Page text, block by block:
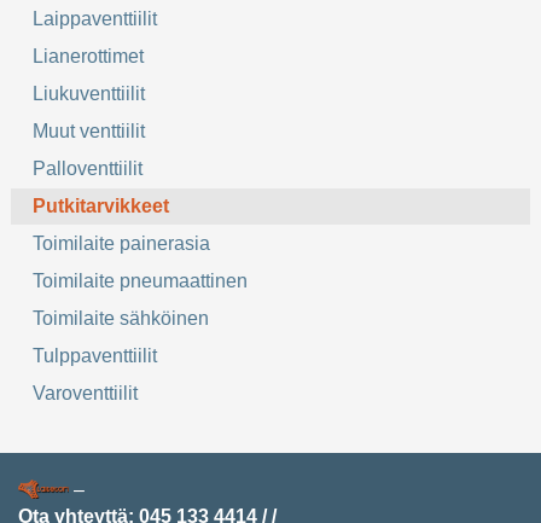
Laippaventtiilit
Lianerottimet
Liukuventtiilit
Muut venttiilit
Palloventtiilit
Putkitarvikkeet
Toimilaite painerasia
Toimilaite pneumaattinen
Toimilaite sähköinen
Tulppaventtiilit
Varoventtiilit
–
Ota yhteyttä: 045 133 4414 //